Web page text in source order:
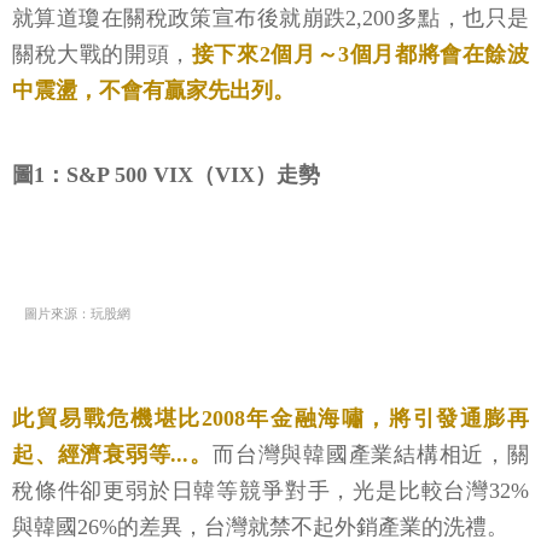
就算道瓊在關稅政策宣布後就崩跌2,200多點，也只是
關稅大戰的開頭， 接下來2個月～3個月都將會在餘波
中震盪，不會有贏家先出列。
圖1：S&P 500 VIX（VIX）走勢
圖片來源：玩股網
此貿易戰危機堪比2008年金融海嘯，將引發通膨再
起、經濟衰弱等...。 而台灣與韓國產業結構相近，關
稅條件卻更弱於日韓等競爭對手，光是比較台灣32%
與韓國26%的差異，台灣就禁不起外銷產業的洗禮。